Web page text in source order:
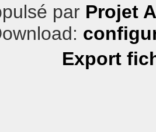
par Projet
Export